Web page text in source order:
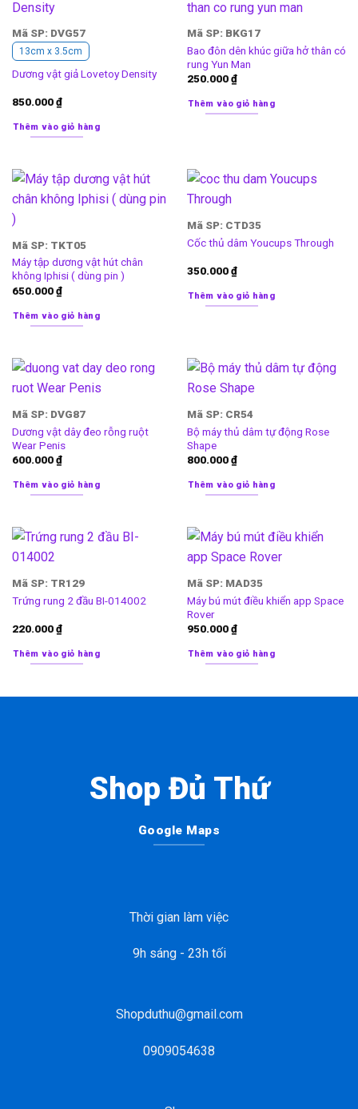
Mã SP: DVG57
13cm x 3.5cm
Dương vật giả Lovetoy Density
850.000₫
Thêm vào giỏ hàng
Mã SP: BKG17
Bao đôn dên khúc giữa hở thân có
rung Yun Man
250.000₫
Thêm vào giỏ hàng
Mã SP: TKT05
Máy tập dương vật hút chân
không Iphisi ( dùng pin )
650.000₫
Thêm vào giỏ hàng
Mã SP: CTD35
Cốc thủ dâm Youcups Through
350.000₫
Thêm vào giỏ hàng
Mã SP: DVG87
Dương vật dây đeo rỗng ruột
Wear Penis
600.000₫
Thêm vào giỏ hàng
Mã SP: CR54
Bộ máy thủ dâm tự động Rose
Shape
800.000₫
Thêm vào giỏ hàng
Mã SP: TR129
Trứng rung 2 đầu BI-014002
220.000₫
Thêm vào giỏ hàng
Mã SP: MAD35
Máy bú mút điều khiển app Space
Rover
950.000₫
Thêm vào giỏ hàng
Shop Đủ Thứ
Google Maps
Thời gian làm việc
9h sáng - 23h tối
Shopduthu@gmail.com
0909054638